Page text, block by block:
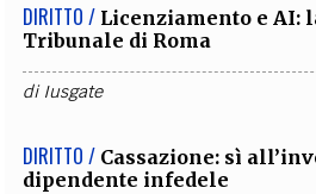
DIRITTO / Licenziamento e AI:
Tribunale di Roma
di Iusgate
DIRITTO / Cassazione: sì
dipendente infedele